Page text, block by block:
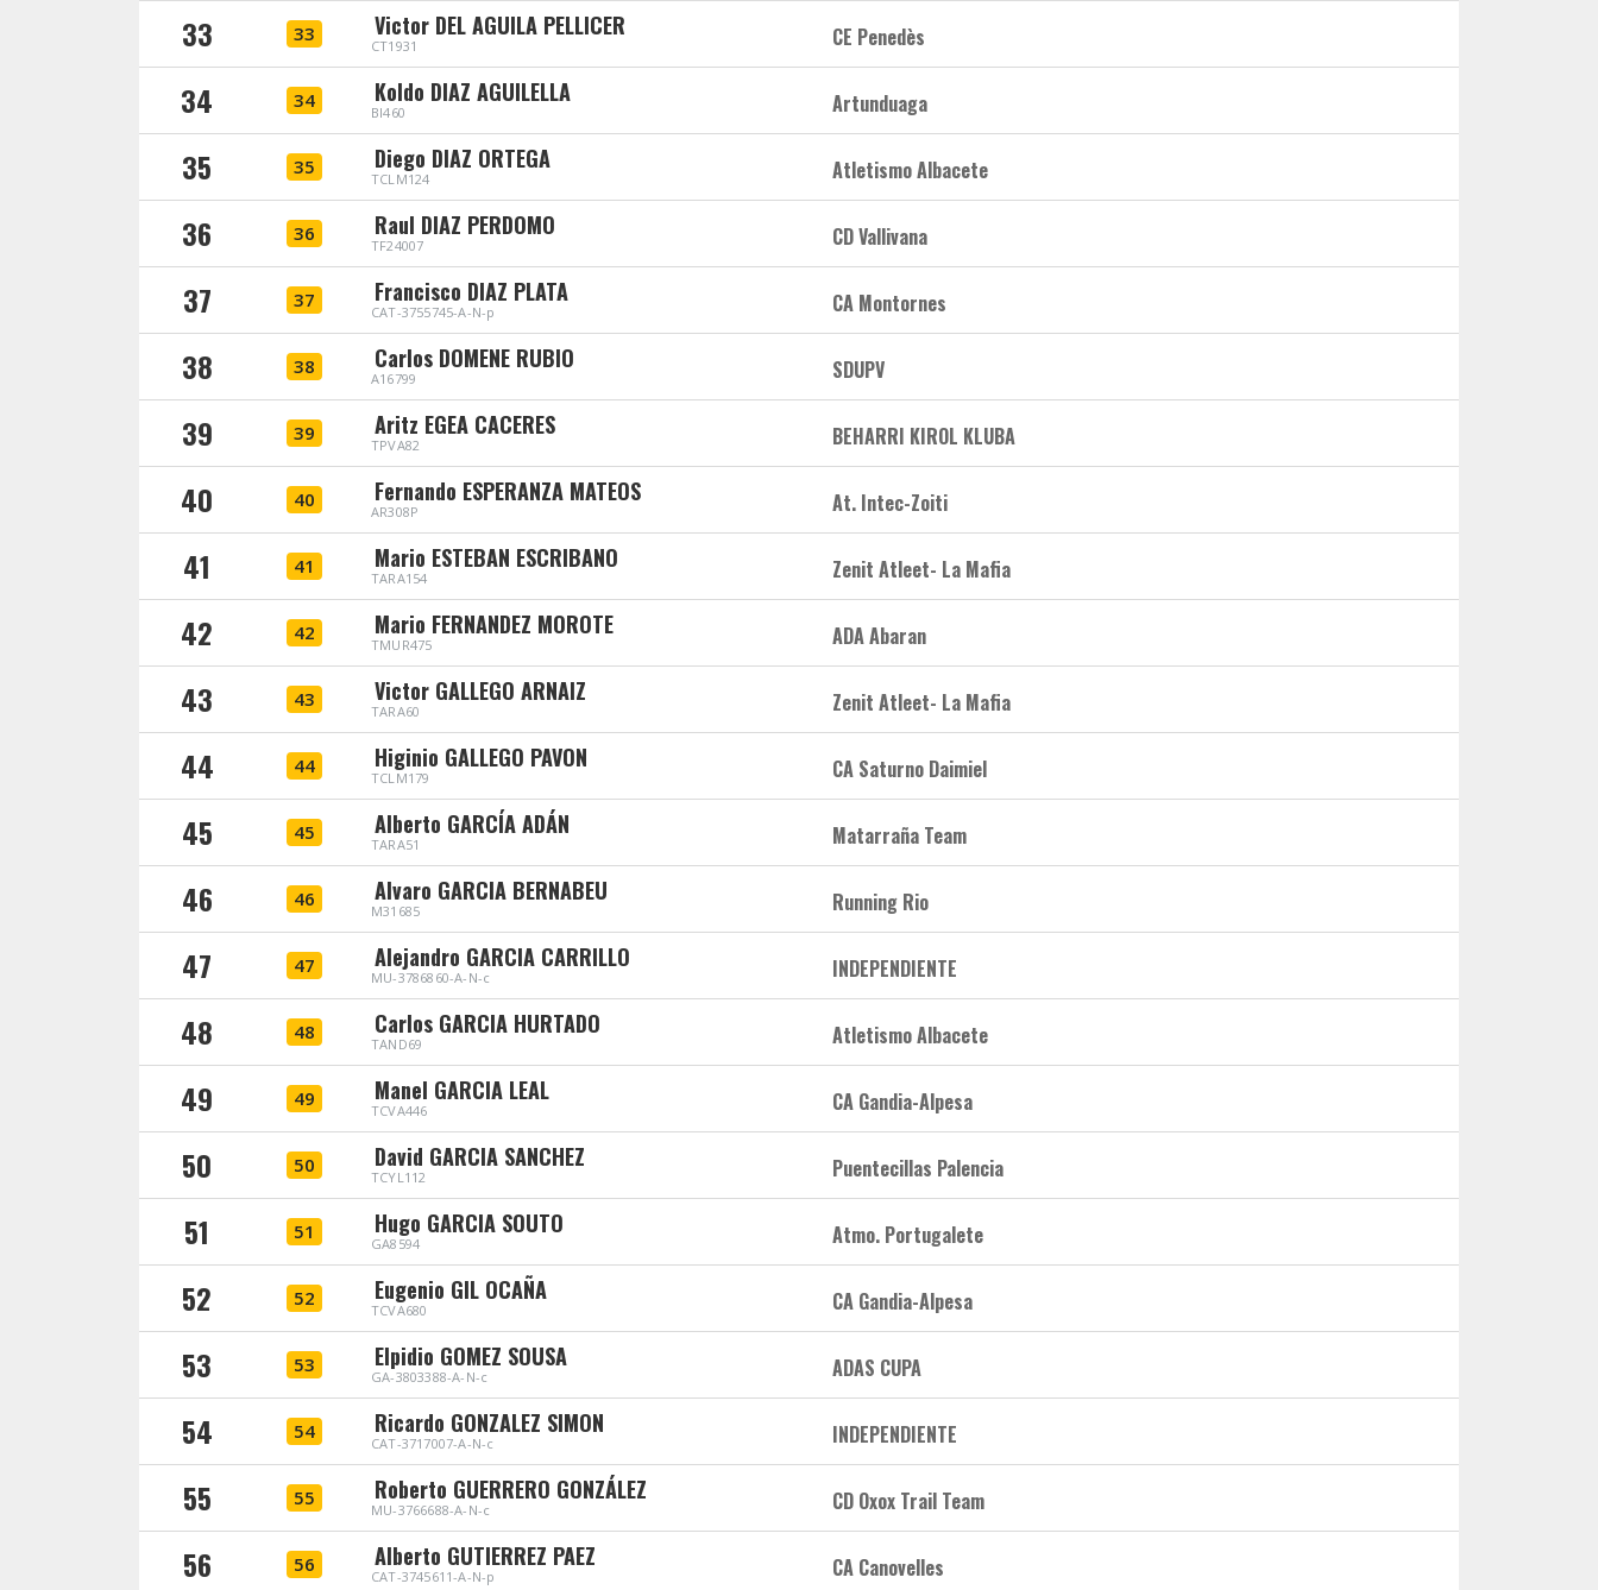
33 33 Victor DEL AGUILA PELLICER
CT1931 CE Penedès
34 34 Koldo DIAZ AGUILELLA
BI460 Artunduaga
35 35 Diego DIAZ ORTEGA
TCLM124 Atletismo Albacete
36 36 Raul DIAZ PERDOMO
TF24007 CD Vallivana
37 37 Francisco DIAZ PLATA
CAT-3755745-A-N-p CA Montornes
38 38 Carlos DOMENE RUBIO
A16799 SDUPV
39 39 Aritz EGEA CACERES
TPVA82 BEHARRI KIROL KLUBA
40 40 Fernando ESPERANZA MATEOS
AR308P At. Intec-Zoiti
41 41 Mario ESTEBAN ESCRIBANO
TARA154 Zenit Atleet- La Mafia
42 42 Mario FERNANDEZ MOROTE
TMUR475 ADA Abaran
43 43 Victor GALLEGO ARNAIZ
TARA60 Zenit Atleet- La Mafia
44 44 Higinio GALLEGO PAVON
TCLM179 CA Saturno Daimiel
45 45 Alberto GARCÍA ADÁN
TARA51 Matarraña Team
46 46 Alvaro GARCIA BERNABEU
M31685 Running Rio
47 47 Alejandro GARCIA CARRILLO
MU-3786860-A-N-c INDEPENDIENTE
48 48 Carlos GARCIA HURTADO
TAND69 Atletismo Albacete
49 49 Manel GARCIA LEAL
TCVA446 CA Gandia-Alpesa
50 50 David GARCIA SANCHEZ
TCYL112 Puentecillas Palencia
51 51 Hugo GARCIA SOUTO
GA8594 Atmo. Portugalete
52 52 Eugenio GIL OCAÑA
TCVA680 CA Gandia-Alpesa
53 53 Elpidio GOMEZ SOUSA
GA-3803388-A-N-c ADAS CUPA
54 54 Ricardo GONZALEZ SIMON
CAT-3717007-A-N-c INDEPENDIENTE
55 55 Roberto GUERRERO GONZÁLEZ
MU-3766688-A-N-c CD Oxox Trail Team
56 56 Alberto GUTIERREZ PAEZ
CAT-3745611-A-N-p CA Canovelles